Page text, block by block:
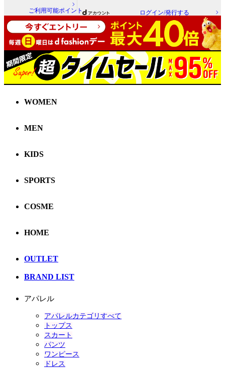
ご利用可能ポイント ログイン/発行する
WOMEN
MEN
KIDS
SPORTS
COSME
HOME
OUTLET
BRAND LIST
アパレル
アパレルカテゴリすべて
トップス
スカート
パンツ
ワンピース
ドレス